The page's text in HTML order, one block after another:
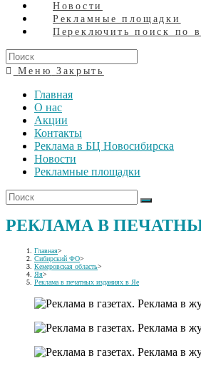
Новости
Рекламные площадки
Переключить поиск по
Меню Закрыть
Главная
О нас
Акции
Контакты
Реклама в БЦ Новосибирска
Новости
Рекламные площадки
РЕКЛАМА В
Главная>
Сибирский ФО>
Кемеровская область>
Яя>
Реклама в печатных изданиях в Яе